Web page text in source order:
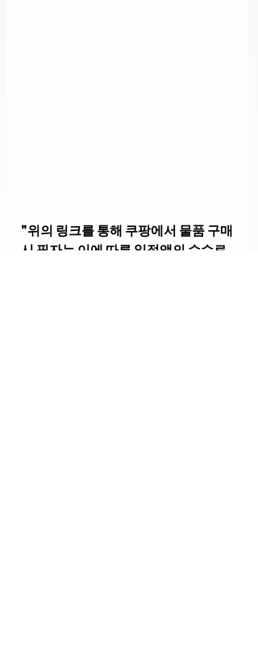
"위의 링크를 통해 쿠팡에서 물품 구매
시 필자는 이에 따른 일정액의 수수료